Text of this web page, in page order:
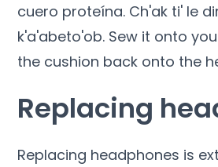
cuero proteína. Ch'ak ti' le
k'a'abeto'ob. Sew it onto
the cushion back onto the
Replacing
Replacing headphones is